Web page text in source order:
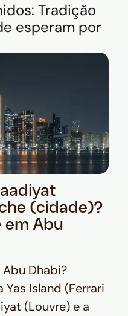
Tradição
esperam por
(cidade)?
em Abu
Dhabi?
Island (Ferrari
(Louvre) e a